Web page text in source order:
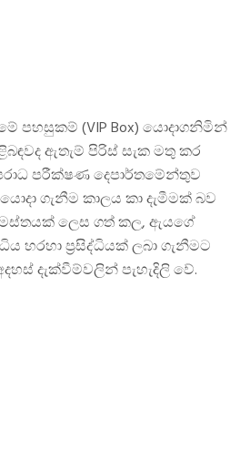
පහසුකම් (VIP Box) යොදාගනිමින්
ඇතැම් පිරිස් සැක මතු කර
පරීක්ෂණ දෙපාර්තමේන්තුව
ගැනීම කාලය කා දැමීමක් බව
ලෙස ගත් කල, ඇයගේ
හරහා ප්‍රසිද්ධියක් ලබා ගැනීමට
දැක්වීම්වලින් පැහැදිලි වේ.